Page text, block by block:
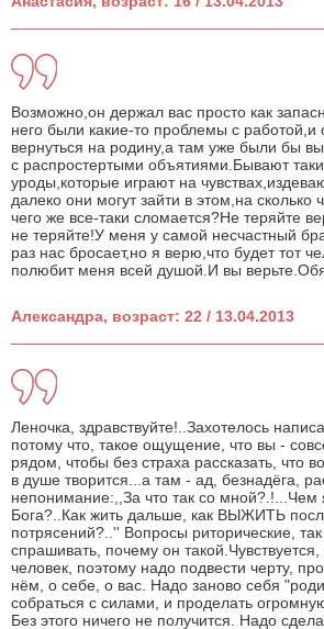
Возможно,он держал вас просто как
него были какие-то проблемы с работой,и
вернуться на родину,а там уже были бы
с распростертыми объятиями.Бывают
уроды,которые играют на
далеко они могут зайти в этом,на сколько
чего же все-таки сломается?Не теряйте
не теряйте!У меня у самой несчастный
раз нас бросает,но я верю,что будет тот
полюбит меня всей душой.И вы
Александра, возраст: 22 / 13.04.2013
Леночка, здравствуйте!..Захотелось
потому что, такое ощущение, что вы -
рядом, чтобы без страха рассказать, что
в душе творится...а там - ад, безнадёга,
непонимание:,,За что так со мной?.!...Чем
Бога?..Как жить дальше, как ВЫЖИТЬ
потрясений?..'' Вопросы риторические,
спрашивать, почему он
человек, поэтому надо подвести черту,
нём, о себе, о вас. Надо заново себя
собраться с силами, и проделать
Без этого ничего не получится. Надо